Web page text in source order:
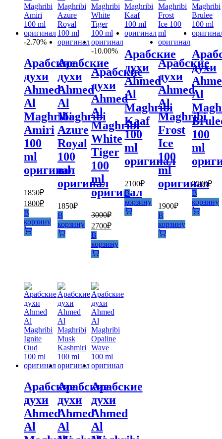
-2.70%
Арабские
духи
Ahmed
Al
Maghribi
Amiri
100
ml
оригинал
1850₽
Первоначальная
цена
составляла
1850₽.
1800₽Текущая
цена:
1800₽.
В
корзину
Арабские
духи
Ahmed
Al
Maghribi
Azure
Royal
100
ml
оригинал
1850₽
В
корзину
-10.00%
Арабские
духи
Ahmed
Al
Maghribi
White
Tiger
100
ml
оригинал
3000₽
Первоначальная
цена
составляла
3000₽.
2700₽Текущая
2700₽.
В
корзину
Арабские
духи
Ahmed
Al
Maghribi
Kaaf
100
ml
оригинал
2100₽
В
корзину
Арабские
духи
Ahmed
Al
Maghribi
Frost
Ice
100
ml
оригинал
1900₽
В
корзину
духи
Al
100
ml
2500₽
В
корзину
Арабские
духи
Ahmed
Al
Арабские
духи
Ahmed
Al
Арабские
духи
Ahmed
Al